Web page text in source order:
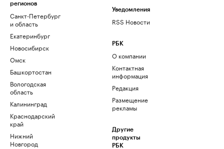
регионов
Санкт-Петербург
и область
Екатеринбург
Новосибирск
Омск
Башкортостан
Вологодская
область
Калининград
Краснодарский
край
Нижний
Новгород
Уведомления
RSS Новости
РБК
О компании
Контактная
информация
Редакция
Размещение
рекламы
Другие
продукты
РБК